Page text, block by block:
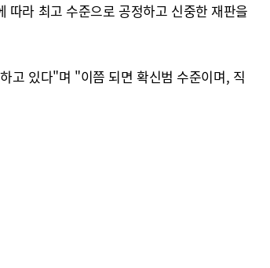
따라 최고 수준으로 공정하고 신중한 재판을
고 있다"며 "이쯤 되면 확신범 수준이며, 직